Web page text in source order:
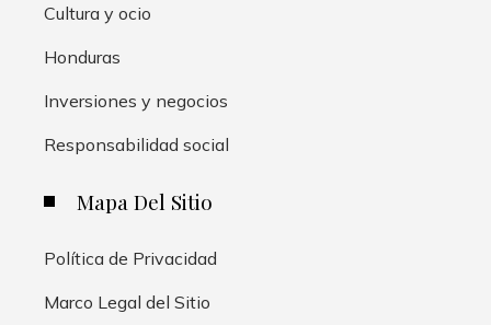
Cultura y ocio
Honduras
Inversiones y negocios
Responsabilidad social
Mapa Del Sitio
Política de Privacidad
Marco Legal del Sitio